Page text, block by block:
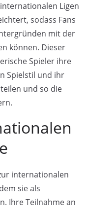
Ligen
sodass Fans
mit der
können. Dieser
Spieler ihre
Spielstil und ihr
und so die
internationalen
sie als
Ihre Teilnahme an